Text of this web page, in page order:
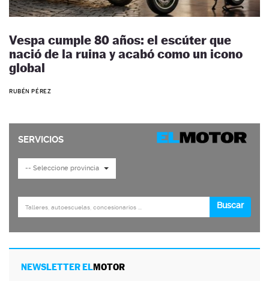
Vespa cumple 80 años: el escúter que
nació de la ruina y acabó como un icono
global
RUBÉN PÉREZ
NEWSLETTER ELMOTOR